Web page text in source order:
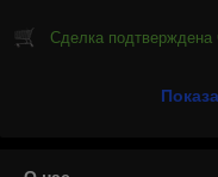
Сделка подтверждена